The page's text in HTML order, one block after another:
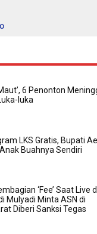
6 Penonton
luka
LKS Gratis, Bupati
Anak Buahnya Sendiri
‘Fee’ Saat Live
Mulyadi Minta ASN di
Diberi Sanksi Tegas